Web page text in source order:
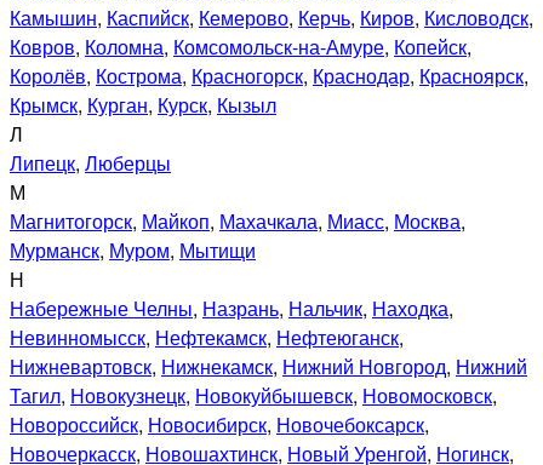
Камышин, Каспийск, Кемерово, Керчь, Киров, Кисловодск,
Ковров, Коломна, Комсомольск-на-Амуре, Копейск,
Королёв, Кострома, Красногорск, Краснодар, Красноярск,
Крымск, Курган, Курск, Кызыл
Л
Липецк, Люберцы
М
Магнитогорск, Майкоп, Махачкала, Миасс, Москва,
Мурманск, Муром, Мытищи
Н
Набережные Челны, Назрань, Нальчик, Находка,
Невинномысск, Нефтекамск, Нефтеюганск,
Нижневартовск, Нижнекамск, Нижний Новгород, Нижний
Тагил, Новокузнецк, Новокуйбышевск, Новомосковск,
Новороссийск, Новосибирск, Новочебоксарск,
Новочеркасск, Новошахтинск, Новый Уренгой, Ногинск,